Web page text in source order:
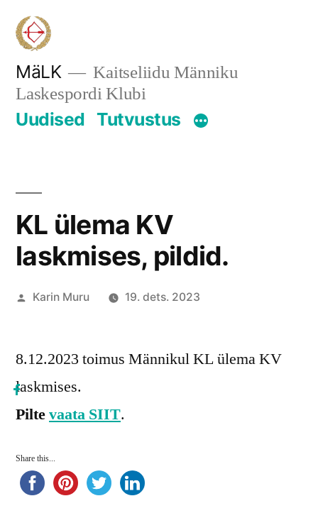
Skip
content
MäLK
Kaitseliidu Männiku
Laskespordi Klubi
Uudised Tutvustus
KL ülema KV
laskmises, pildid.
Posted
Karin Muru 19. dets. 2023
8.12.2023 toimus Männikul KL ülema KV
laskmises.
Piltevaata SIIT.
Share this...